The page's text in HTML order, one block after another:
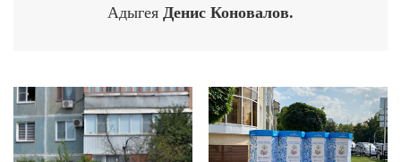
Адыгея Денис Коновалов.